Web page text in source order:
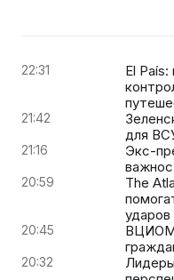
22:31
El
21:42
для
21:16
Экс-
20:59
The
20:45
ВЦИОМ:
20:32